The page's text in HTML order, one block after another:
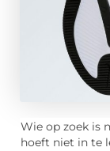
Wie op zoek is
hoeft niet in te